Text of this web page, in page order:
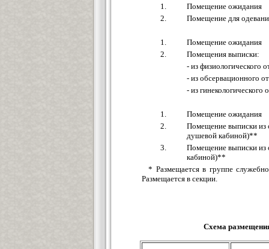
1.
Помещение ожидания
2.
Помещение для
1.
Помещение ожидания
2.
Помещения выписки:
- из физиологического
- из обсервационного
- из гинекологического
1.
Помещение ожидания
2.
Помещение выписки из
душевой кабиной)**
3.
Помещение выписки из
кабиной)**
* Размещается в группе
Размещается в секции.
Схема